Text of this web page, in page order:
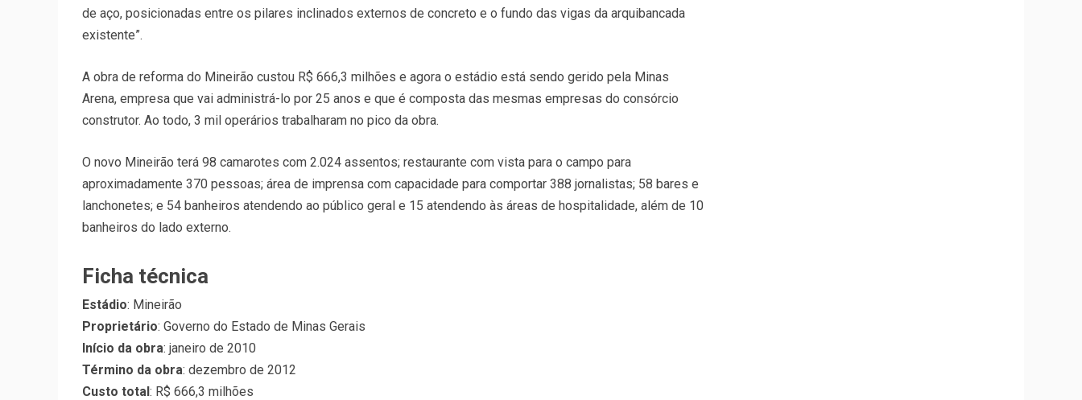
de aço, posicionadas entre os pilares inclinados externos de concreto e o fundo das vigas da arquibancada
existente”.
A obra de reforma do Mineirão custou R$ 666,3 milhões e agora o estádio está sendo gerido pela Minas
Arena, empresa que vai administrá-lo por 25 anos e que é composta das mesmas empresas do consórcio
construtor. Ao todo, 3 mil operários trabalharam no pico da obra.
O novo Mineirão terá 98 camarotes com 2.024 assentos; restaurante com vista para o campo para
aproximadamente 370 pessoas; área de imprensa com capacidade para comportar 388 jornalistas; 58 bares e
lanchonetes; e 54 banheiros atendendo ao público geral e 15 atendendo às áreas de hospitalidade, além de 10
banheiros do lado externo.
Ficha técnica
Estádio: Mineirão
Proprietário: Governo do Estado de Minas Gerais
Início da obra: janeiro de 2010
Término da obra: dezembro de 2012
Custo total: R$ 666,3 milhões